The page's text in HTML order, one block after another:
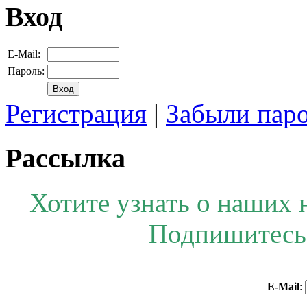
Вход
E-Mail:
Пароль:
Регистрация | Забыли
Рассылка
Хотите узнать о наших
E-Mail: